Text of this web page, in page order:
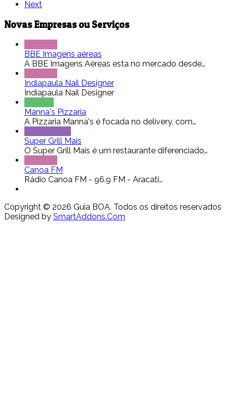
Next
Novas Empresas ou Serviços
BBE Imagens aéreas
A BBE Imagens Aéreas esta no mercado desde…
Indiapaula Nail Designer
Indiapaula Nail Designer
Manna's Pizzaria
A Pizzaria Manna's é focada no delivery, com…
Super Grill Mais
O Super Grill Mais é um restaurante diferenciado…
Canoa FM
Rádio Canoa FM - 96.9 FM - Aracati…
Copyright © 2026 Guia BOA. Todos os direitos reservados
Designed by SmartAddons.Com